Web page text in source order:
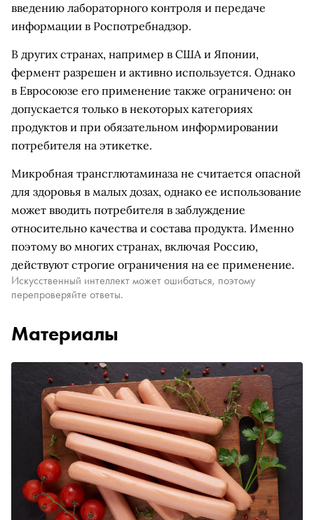
введению лабораторного контроля и передаче
информации в Роспотребнадзор.
В других странах, например в США и Японии,
фермент разрешен и активно используется. Однако
в Евросоюзе его применение также ограничено: он
допускается только в некоторых категориях
продуктов и при обязательном информировании
потребителя на этикетке.
Микробная трансглютаминаза не считается опасной
для здоровья в малых дозах, однако ее использование
может вводить потребителя в заблуждение
относительно качества и состава продукта. Именно
поэтому во многих странах, включая Россию,
действуют строгие ограничения на ее применение.
Искусственный интеллект может ошибаться, поэтому
перепроверяйте ответы.
Материалы